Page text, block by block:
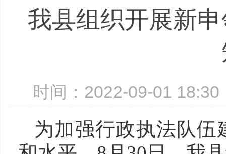
我县组织开展新
时间：2022-09-01
为加强行政执法队